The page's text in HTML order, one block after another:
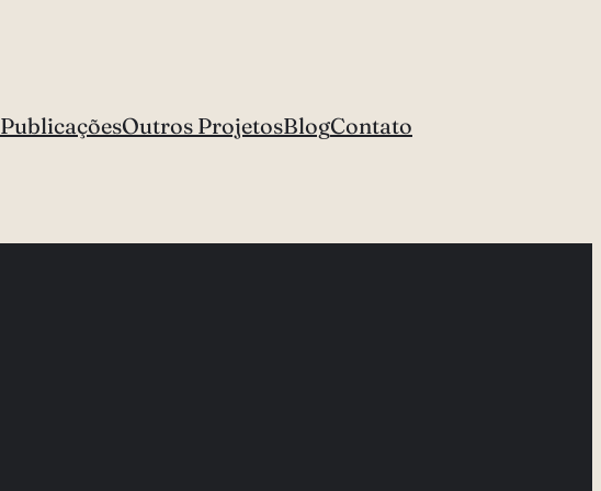
PublicaçõesOutros ProjetosBlogContato